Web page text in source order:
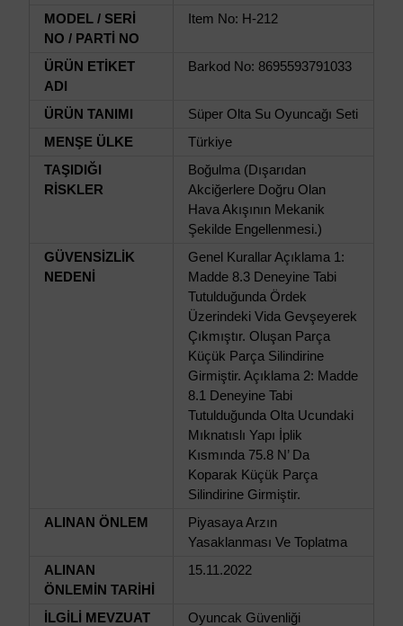
MODEL / SERİ
NO / PARTİ NO
Item No: H-212
ÜRÜN ETİKET
ADI
Barkod No: 8695593791033
ÜRÜN TANIMI
Süper Olta Su Oyuncağı Seti
MENŞE ÜLKE
Türkiye
TAŞIDIĞI
RİSKLER
Boğulma (Dışarıdan
Akciğerlere Doğru Olan
Hava Akışının Mekanik
Şekilde Engellenmesi.)
GÜVENSİZLİK
NEDENİ
Genel Kurallar Açıklama 1:
Madde 8.3 Deneyine Tabi
Tutulduğunda Ördek
Üzerindeki Vida Gevşeyerek
Çıkmıştır. Oluşan Parça
Küçük Parça Silindirine
Girmiştir. Açıklama 2: Madde
8.1 Deneyine Tabi
Tutulduğunda Olta Ucundaki
Mıknatıslı Yapı İplik
Kısmında 75.8 N’ Da
Koparak Küçük Parça
Silindirine Girmiştir.
ALINAN ÖNLEM
Piyasaya Arzın
Yasaklanması Ve Toplatma
ALINAN
ÖNLEMİN TARİHİ
15.11.2022
İLGİLİ MEVZUAT
Oyuncak Güvenliği